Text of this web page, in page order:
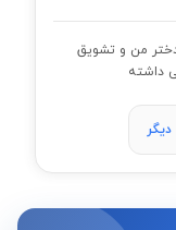
من و تشویق
داشته